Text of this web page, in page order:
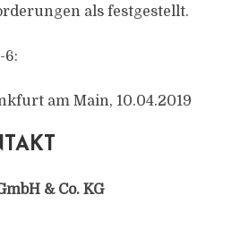
als festgestellt.
6:
am Main, 10.04.2019
& Co. KG